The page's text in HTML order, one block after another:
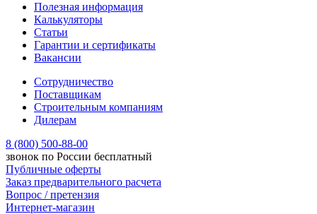
Полезная информация
Калькуляторы
Статьи
Гарантии и сертификаты
Вакансии
Сотрудничество
Поставщикам
Строительным компаниям
Дилерам
8 (800) 500-88-00
звонок по России бесплатный
Публичные оферты
Заказ предварительного расчета
Вопрос / претензия
Интернет-магазин